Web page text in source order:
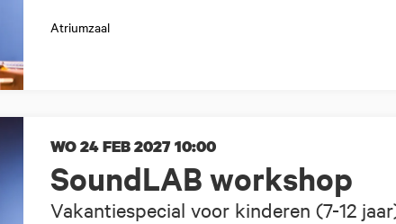
Atriumzaal
SoundLAB workshop
Vakantiespecial voor kinderen (7-12
WO 24 FEB 202710:00